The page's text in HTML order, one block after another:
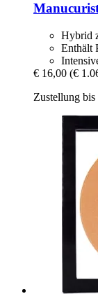
Hybrid
Enthält
€ 16,00 (€
Zustellung